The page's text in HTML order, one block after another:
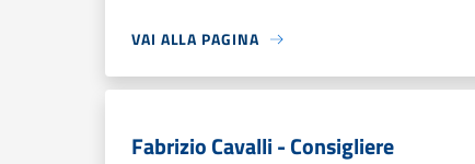
VAI ALLA PAGINA
Fabrizio Cavalli - Consigliere